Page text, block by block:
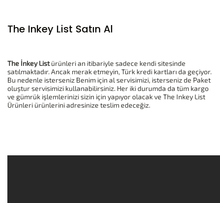
The Inkey List Satın Al
The İnkey Listürünleri an itibariyle sadece kendi sitesinde
satılmaktadır. Ancak merak etmeyin, Türk kredi kartları da geçiyor.
Bu nedenle isterseniz Benim için al servisimizi, isterseniz de Paket
oluştur servisimizi kullanabilirsiniz. Her iki durumda da tüm kargo
ve gümrük işlemlerinizi sizin için yapıyor olacak ve The Inkey List
Ürünleri ürünlerini adresinize teslim edeceğiz.